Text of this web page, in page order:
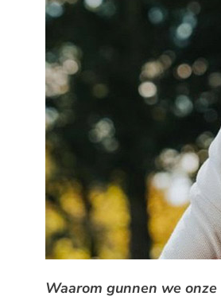
Waarom gunnen we